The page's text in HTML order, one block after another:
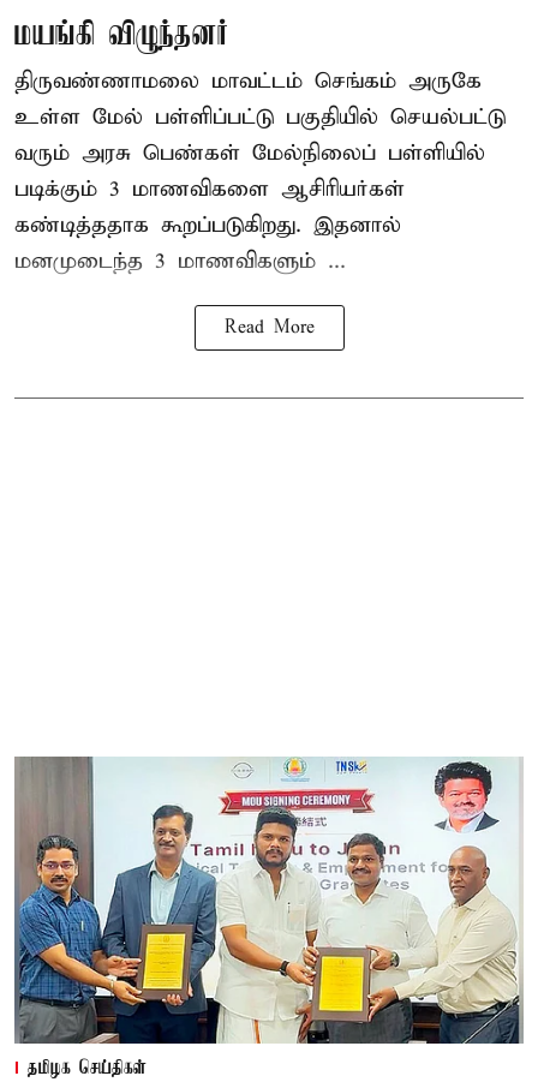
மயங்கி விழுந்தனர்
திருவண்ணாமலை மாவட்டம் செங்கம் அருகே
உள்ள மேல் பள்ளிப்பட்டு பகுதியில் செயல்பட்டு
வரும் அரசு பெண்கள் மேல்நிலைப் பள்ளியில்
படிக்கும் 3 மாணவிகளை ஆசிரியர்கள்
கண்டித்ததாக கூறப்படுகிறது. இதனால்
மனமுடைந்த 3 மாணவிகளும் ...
Read More
தமிழக செய்திகள்